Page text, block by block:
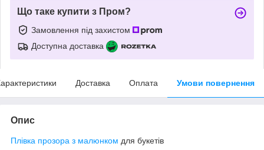
Що таке купити з Пром?
Замовлення під захистом
Доступна доставка
Доставка Оплата Умови повернення
Опис
Плівка прозора з малюнком для букетів